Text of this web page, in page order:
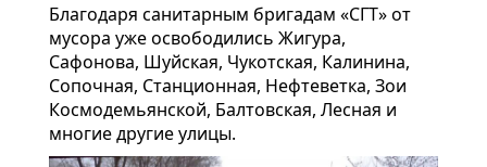
Благодаря санитарным бригадам «СГТ» от
мусора уже освободились Жигура,
Сафонова, Шуйская, Чукотская, Калинина,
Сопочная, Станционная, Нефтеветка, Зои
Космодемьянской, Балтовская, Лесная и
многие другие улицы.